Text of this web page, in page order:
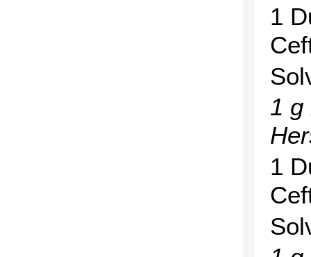
1
1 g
1